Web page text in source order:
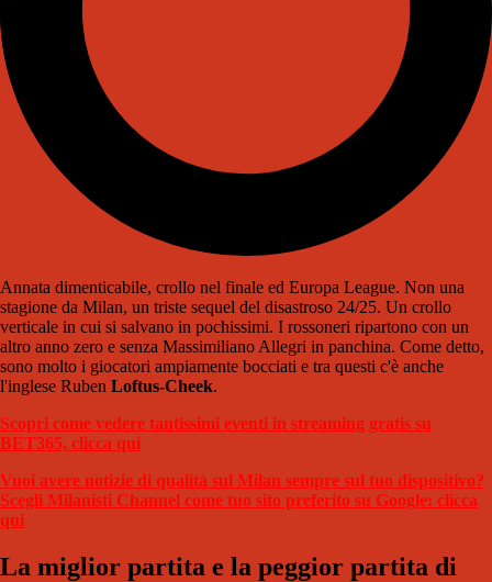
Annata dimenticabile, crollo nel finale ed Europa League. Non una
stagione da Milan, un triste sequel del disastroso 24/25. Un crollo
verticale in cui si salvano in pochissimi. I rossoneri ripartono con un
altro anno zero e senza Massimiliano Allegri in panchina. Come detto,
sono molto i giocatori ampiamente bocciati e tra questi c'è anche
l'inglese Ruben Loftus-Cheek.
Scopri come vedere tantissimi eventi in streaming gratis su
BET365, clicca qui
Vuoi avere notizie di qualità sul Milan sempre sul tuo dispositivo?
Scegli Milanisti Channel come tuo sito preferito su Google: clicca
qui
La miglior partita e la peggior partita di